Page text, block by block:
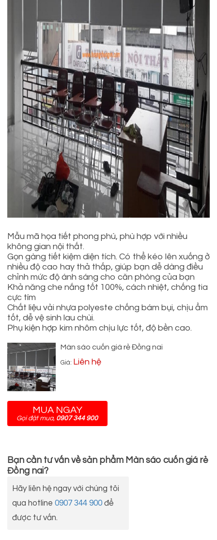
Mẫu mã họa tiết phong phú, phù hợp với nhiều
không gian nội thất.
Gọn gàng tiết kiệm diện tích. Có thể kéo lên xuống ở
nhiều độ cao hay thả thấp, giúp bạn dễ dàng điều
chỉnh mức độ ánh sáng cho căn phòng của bạn
Khả năng che nắng tốt 100%, cách nhiệt, chống tia
cực tím
Chất liệu vải nhựa polyeste chống bám bụi, chịu ẩm
tốt, dễ vệ sinh lau chùi.
Phụ kiện hợp kim nhôm chịu lực tốt, độ bền cao.
Màn sáo cuốn giá rẻ Đồng nai
Giá: Liên hệ
MUA NGAY
Gọi đặt mua, 0907 344 900
Bạn cần tư vấn về sản phẩm Màn sáo cuốn giá rẻ
Đồng nai?
Hãy liên hệ ngay với chúng tôi
qua hotline 0907 344 900 để
được tư vấn.